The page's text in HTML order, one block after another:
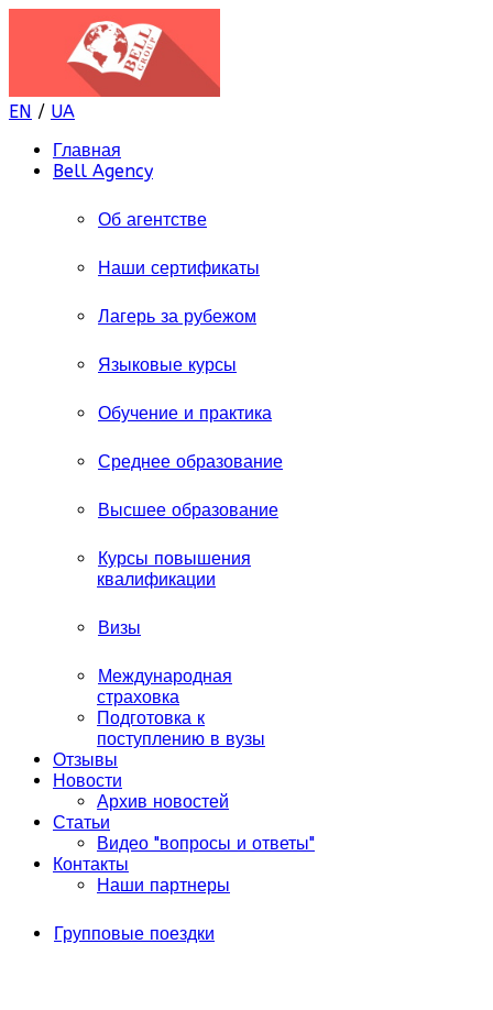
EN / UA
Главная
Bell Agency
Об агентстве
Наши сертификаты
Лагерь за рубежом
Языковые курсы
Обучение и практика
Среднее образование
Высшее образование
Курсы повышения
квалификации
Визы
Международная
страховка
Подготовка к
поступлению в вузы
Отзывы
Новости
Архив новостей
Статьи
Видео "вопросы и ответы"
Контакты
Наши партнеры
Групповые поездки